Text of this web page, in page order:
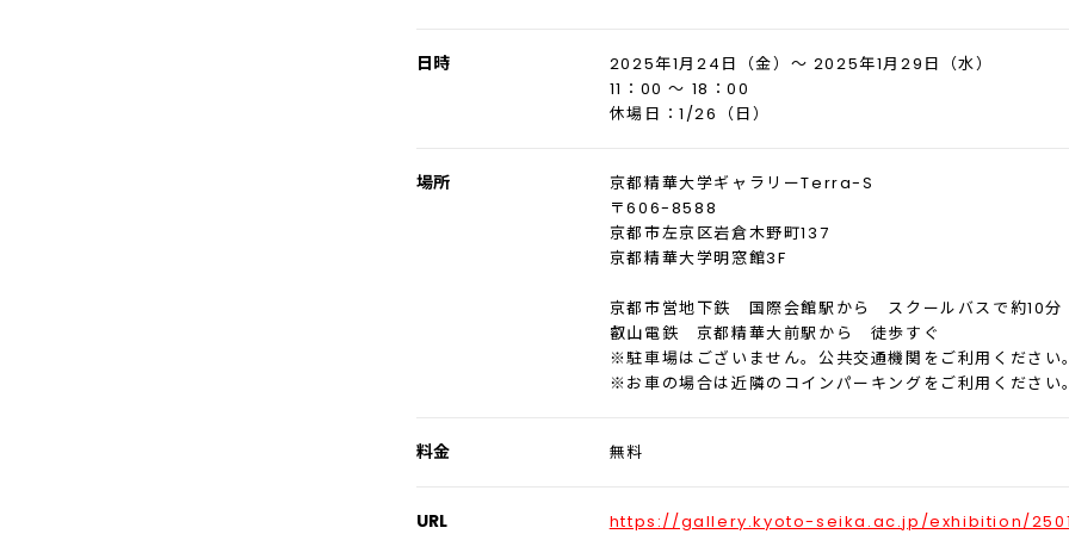
日時
2025年1月24日（金）～ 2025年1月29日（水）
11：00 ～ 18：00
休場日：1/26（日）
場所
京都精華大学ギャラリーTerra-S
〒606-8588
京都市左京区岩倉木野町137
京都精華大学明窓館3F
京都市営地下鉄 国際会館駅から スクールバスで約10分
叡山電鉄 京都精華大前駅から 徒歩すぐ
※駐車場はございません。公共交通機関をご利用ください。
※お車の場合は近隣のコインパーキングをご利用ください。
料金 無料
URL https://gallery.kyoto-seika.ac.jp/exhibition/